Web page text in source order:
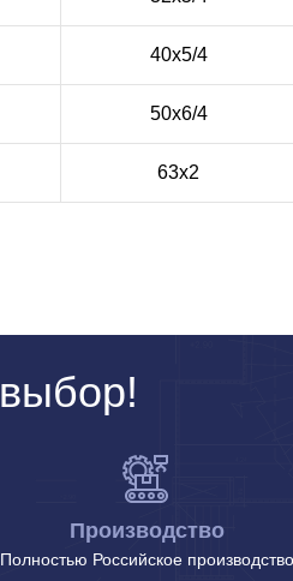
40х5/4
50х6/4
63х2
Производство
Полностью Российское производство